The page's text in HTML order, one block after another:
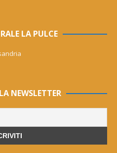
LA PULCE
NEWSLETTER